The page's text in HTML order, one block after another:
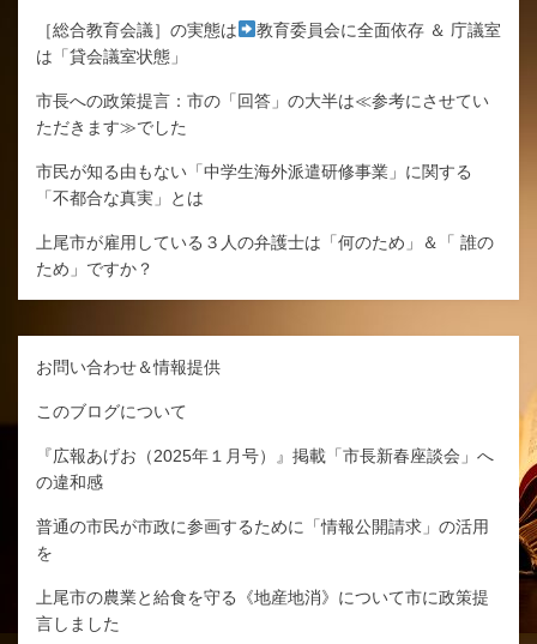
［総合教育会議］の実態は
教育委員会に全面依存 ＆ 庁議室
は「貸会議室状態」
市長への政策提言：市の「回答」の大半は≪参考にさせてい
ただきます≫でした
市民が知る由もない「中学生海外派遣研修事業」に関する
「不都合な真実」とは
上尾市が雇用している３人の弁護士は「何のため」＆「 誰の
ため」ですか？
お問い合わせ＆情報提供
このブログについて
『広報あげお（2025年１月号）』掲載「市長新春座談会」へ
の違和感
普通の市民が市政に参画するために「情報公開請求」の活用
を
上尾市の農業と給食を守る《地産地消》について市に政策提
言しました